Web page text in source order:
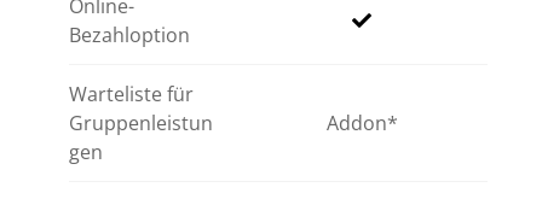
Online-
Bezahloption
Warteliste für
Gruppenleistun
gen
Addon